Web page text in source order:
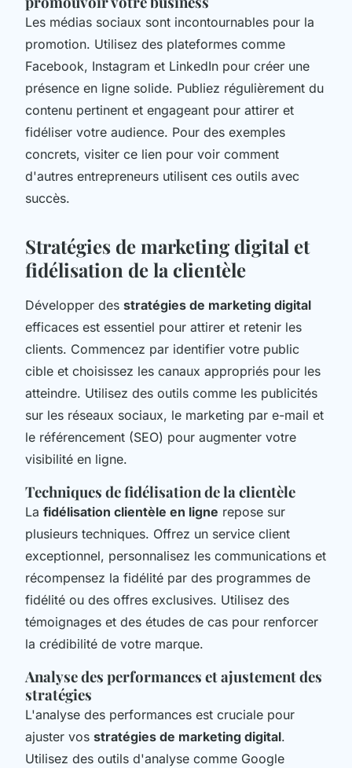
Les médias sociaux sont incontournables pour la
promotion. Utilisez des plateformes comme
Facebook, Instagram et LinkedIn pour créer une
présence en ligne solide. Publiez régulièrement du
contenu pertinent et engageant pour attirer et
fidéliser votre audience. Pour des exemples
concrets, visiter ce lien pour voir comment
d'autres entrepreneurs utilisent ces outils avec
succès.
Stratégies de marketing digital et
fidélisation de la clientèle
Développer des stratégies de marketing digital
efficaces est essentiel pour attirer et retenir les
clients. Commencez par identifier votre public
cible et choisissez les canaux appropriés pour les
atteindre. Utilisez des outils comme les publicités
sur les réseaux sociaux, le marketing par e-mail et
le référencement (SEO) pour augmenter votre
visibilité en ligne.
Techniques de fidélisation de la clientèle
La fidélisation clientèle en ligne repose sur
plusieurs techniques. Offrez un service client
exceptionnel, personnalisez les communications et
récompensez la fidélité par des programmes de
fidélité ou des offres exclusives. Utilisez des
témoignages et des études de cas pour renforcer
la crédibilité de votre marque.
Analyse des performances et ajustement des
stratégies
L'analyse des performances est cruciale pour
ajuster vos stratégies de marketing digital.
Utilisez des outils d'analyse comme Google